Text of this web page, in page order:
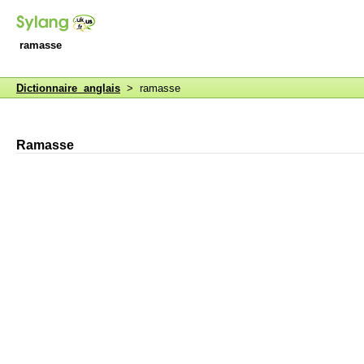
ramasse
Dictionnaire anglais > ramasse
Ramasse